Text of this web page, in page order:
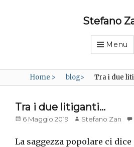
Stefano
Menu
Home > blog> Tra i due
Tra i due litiganti…
Posted
6 Maggio 2019 Author
Stefano Zan
La saggezza popolare ci dice